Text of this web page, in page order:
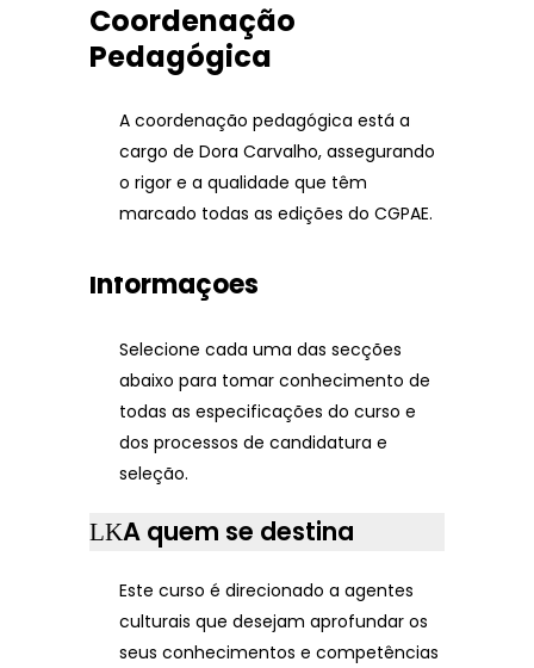
Coordenação
Pedagógica
A coordenação pedagógica está a
cargo de Dora Carvalho, assegurando
o rigor e a qualidade que têm
marcado todas as edições do CGPAE.
Informações
Selecione cada uma das secções
abaixo para tomar conhecimento de
todas as especificações do curso e
dos processos de candidatura e
seleção.
A quem se destina
Este curso é direcionado a agentes
culturais que desejam aprofundar os
seus conhecimentos e competências